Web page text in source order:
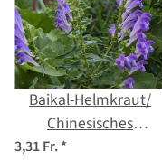
Baikal-Helmkraut/
Chinesisches
Helmkraut (Scutellaria
3,31 Fr.*